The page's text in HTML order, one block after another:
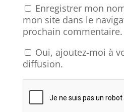
Enregistrer mon
mon site dans le
prochain commentaire.
Oui, ajoutez-moi à
diffusion.